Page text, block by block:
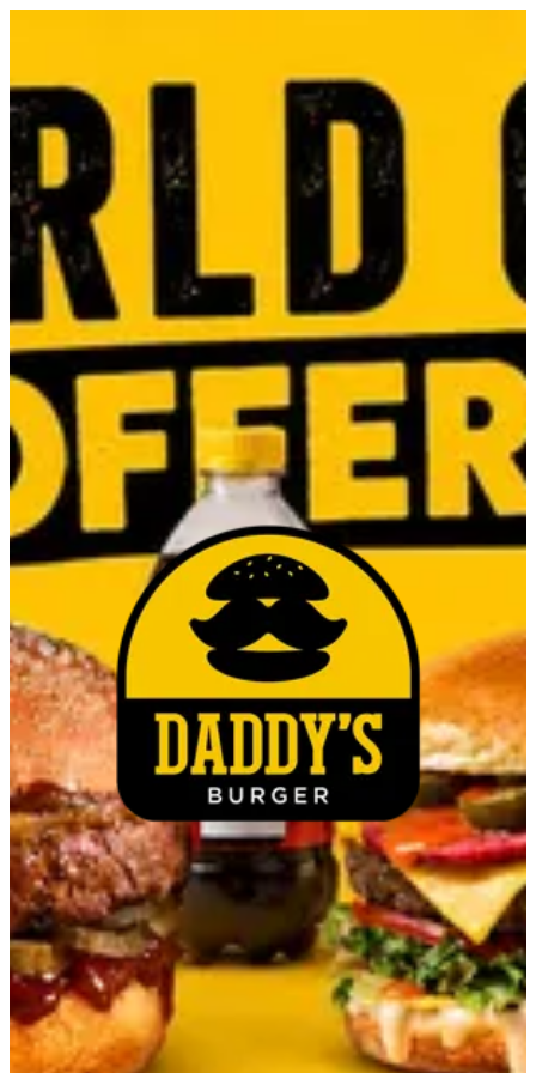
EN
تسجيل الدخول
أبحث